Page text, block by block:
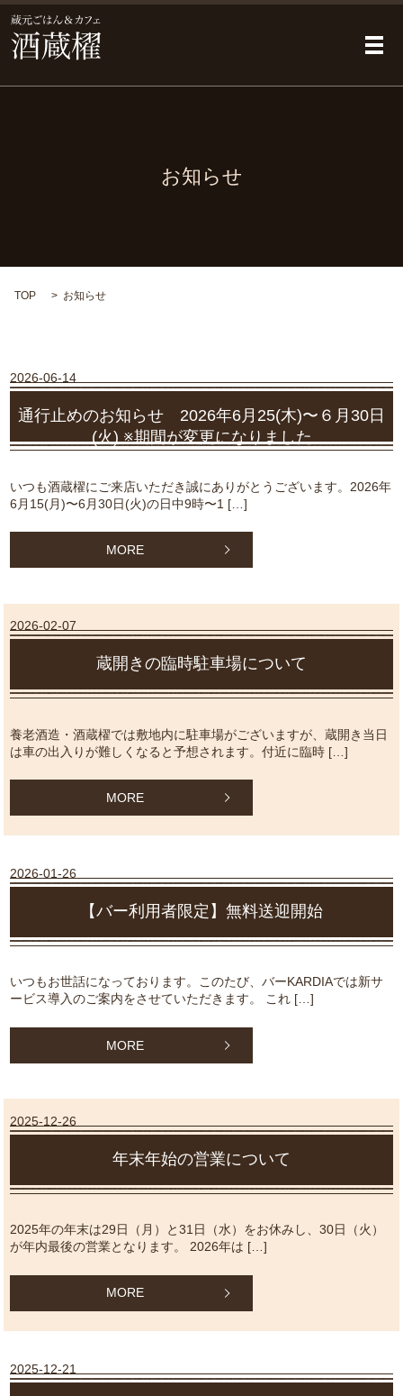
メ
お知らせ
TOP お知らせ
2026-06-14
通行止めのお知らせ 2026年6月25(木)〜６月30日
(火) ※期間が変更になりました
いつも酒蔵櫂にご来店いただき誠にありがとうございます。2026年
6月15(月)〜6月30日(火)の日中9時〜1 […]
MORE
2026-02-07
蔵開きの臨時駐車場について
養老酒造・酒蔵櫂では敷地内に駐車場がございますが、蔵開き当日
は車の出入りが難しくなると予想されます。付近に臨時 […]
MORE
2026-01-26
【バー利用者限定】無料送迎開始
いつもお世話になっております。このたび、バーKARDIAでは新サ
ービス導入のご案内をさせていただきます。 これ […]
MORE
2025-12-26
年末年始の営業について
2025年の年末は29日（月）と31日（水）をお休みし、30日（火）
が年内最後の営業となります。 2026年は […]
MORE
2025-12-21